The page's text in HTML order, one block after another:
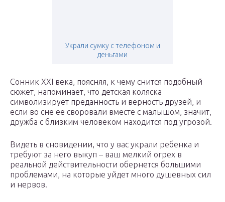
Украли сумку с телефоном и
деньгами
Сонник XXI века, поясняя, к чему снится подобный
сюжет, напоминает, что детская коляска
символизирует преданность и верность друзей, и
если во сне ее своровали вместе с малышом, значит,
дружба с близким человеком находится под угрозой.
Видеть в сновидении, что у вас украли ребенка и
требуют за него выкуп – ваш мелкий огрех в
реальной действительности обернется большими
проблемами, на которые уйдет много душевных сил
и нервов.